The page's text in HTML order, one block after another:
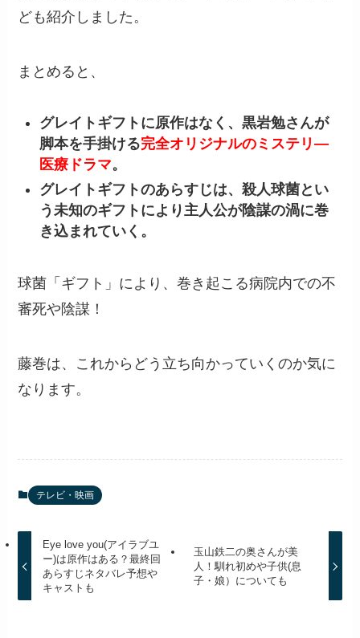
ども紹介しました。
まとめると、
グレイトギフトに原作はなく、黒岩勉さんが
脚本を手掛ける完全オリジナルのミステリ―
医療ドラマ。
グレイトギフトのあらすじは、殺人球菌とい
う未知のギフトにより主人公が陰謀の渦に巻
き込まれていく。
球菌「ギフト」により、巻き起こる病院内での不
審死や陰謀！
藤巻は、これからどう立ち向かっていくのか気に
なります。
テレビ・映画
Eye love you(アイラブユ
ー)は原作はある？最終回
あらすじネタバレ予想や
キャストも
玉山鉄二の奥さんが美
人！馴れ初めや子供(息
子・娘）についても